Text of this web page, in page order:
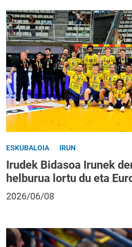
ESKUBALOIA IRUN
Irudek Bidasoa Irunek
helburua lortu du eta
2026/06/08